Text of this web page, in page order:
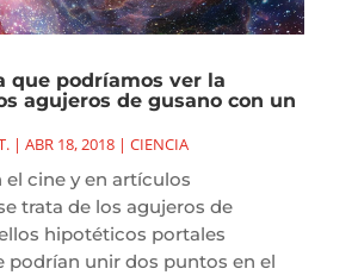
que podríamos ver la
agujeros de gusano con un
| ABR 18, 2018| CIENCIA
el cine y en artículos
trata de los agujeros de
hipotéticos portales
podrían unir dos puntos en el